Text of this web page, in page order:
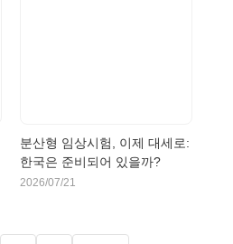
분산형 임상시험, 이제 대세로:
한국은 준비되어 있을까?
2026/07/21